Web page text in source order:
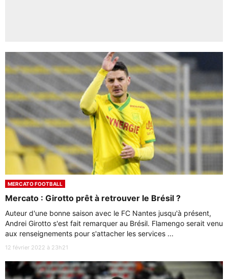
MERCATO FOOTBALL
Mercato : Girotto prêt à retrouver le Brésil ?
Auteur d'une bonne saison avec le FC Nantes jusqu'à présent,
Andrei Girotto s'est fait remarquer au Brésil. Flamengo serait venu
aux renseignements pour s'attacher les services ...
12 février 2022 à 23h21